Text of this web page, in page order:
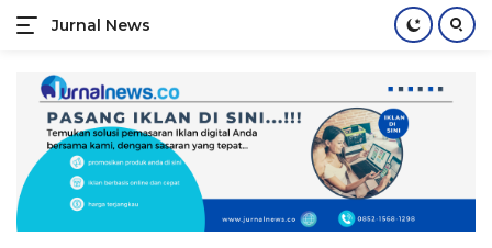
konten
Jurnal News
Jendela
Rakyat